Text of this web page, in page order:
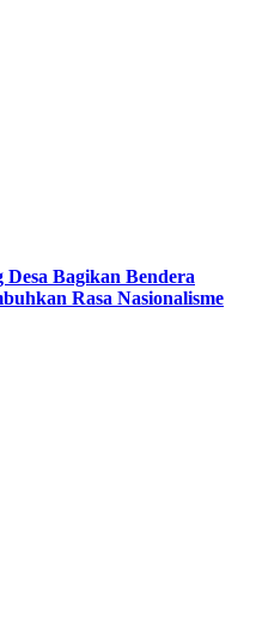
Bagikan Bendera
Rasa Nasionalisme